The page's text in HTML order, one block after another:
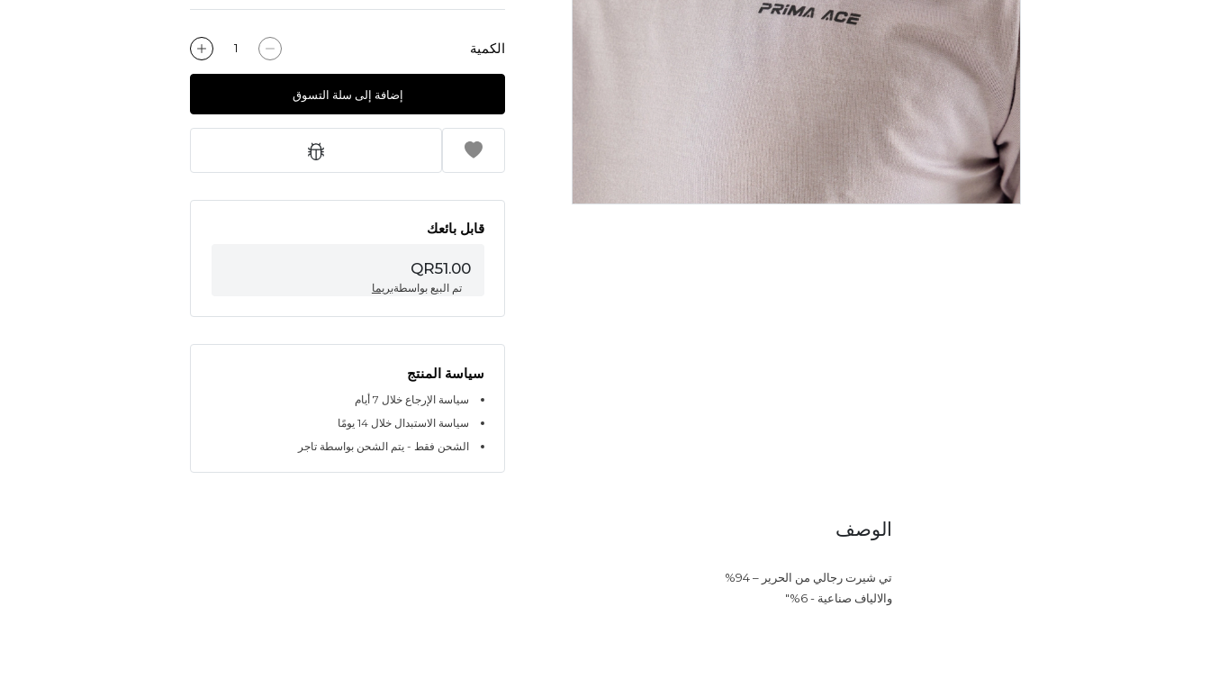
الكمية
إضافة إلى سلة التسوق
قابل بائعك
QR51.00
تم البيع بواسطةبريما
سياسة المنتج
سياسة الإرجاع خلال 7 أيام
سياسة الاستبدال خلال 14 يومًا
الشحن فقط - يتم الشحن بواسطة تاجر
الوصف
تي شيرت رجالي من الحرير – 94%
والالياف صناعية - 6%"